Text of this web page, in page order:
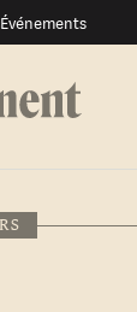
Événements